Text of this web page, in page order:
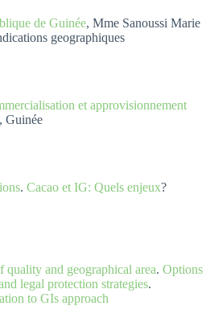
de Guinée, Mme Sanoussi Marie
geographiques
et approvisionnement
Guinée
. Cacao et IG: Quels enjeux?
quality and geographical area. Options
legal protection strategies.
to GIs approach